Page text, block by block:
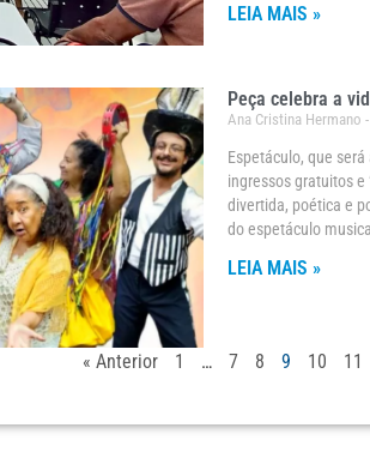
LEIA MAIS »
Peça celebra a
Ana Cristina Hermano
Espetáculo, que
ingressos gratuitos
divertida, poética e
do espetáculo
LEIA MAIS »
« Anterior 1 … 7 8 9 10 11